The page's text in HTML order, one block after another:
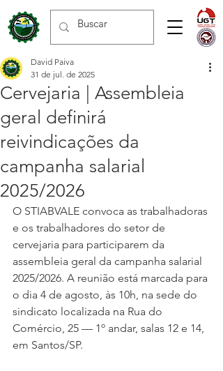
Cervejaria | Assembleia
geral definirá
reivindicações da
campanha salarial
2025/2026
David Paiva
31 de jul. de 2025
O STIABVALE convoca as trabalhadoras
e os trabalhadores do setor de
cervejaria para participarem da
assembleia geral da campanha salarial
2025/2026. A reunião está marcada para
o dia 4 de agosto, às 10h, na sede do
sindicato localizada na Rua do
Comércio, 25 — 1º andar, salas 12 e 14,
em Santos/SP.